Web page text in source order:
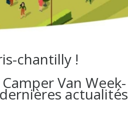
chantilly !
Van Week-
actualités